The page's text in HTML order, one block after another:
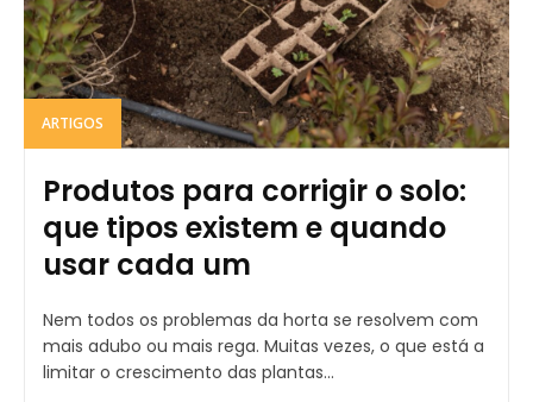
ARTIGOS
Produtos para corrigir o solo:
que tipos existem e quando
usar cada um
Nem todos os problemas da horta se resolvem com
mais adubo ou mais rega. Muitas vezes, o que está a
limitar o crescimento das plantas...